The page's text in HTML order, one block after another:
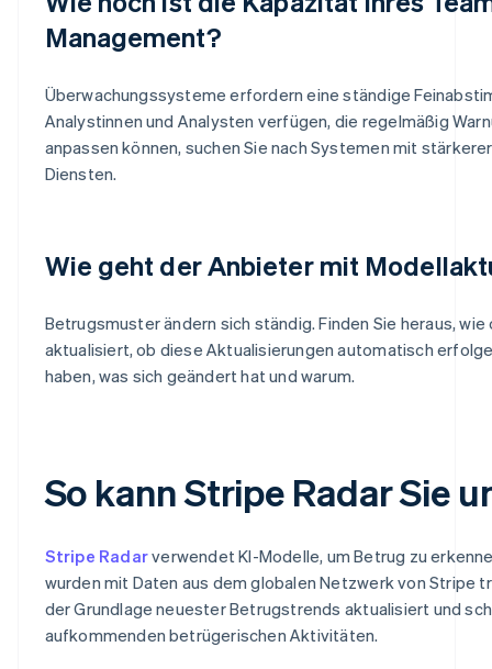
Management?
Überwachungssysteme erfordern eine ständige
Analystinnen und Analysten verfügen, die regelmäßig
anpassen können, suchen Sie nach Systemen mit
Diensten.
Wie geht der Anbieter mit
Betrugsmuster ändern sich ständig. Finden Sie heraus,
aktualisiert, ob diese Aktualisierungen automatisch
haben, was sich geändert hat und warum.
So kann Stripe Radar Sie
Stripe Radarverwendet KI-Modelle, um Betrug zu
wurden mit Daten aus dem globalen Netzwerk von Stripe
der Grundlage neuester Betrugstrends aktualisiert und
aufkommenden betrügerischen Aktivitäten.